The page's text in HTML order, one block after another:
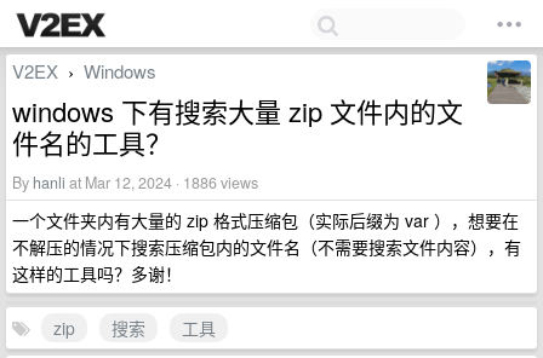
V2EX › Windows
windows 下有搜索大量 zip 文件内的文
件名的工具？
By hanli at Mar 12, 2024 · 1886 views
一个文件夹内有大量的 zip 格式压缩包（实际后缀为 var ），想要在
不解压的情况下搜索压缩包内的文件名（不需要搜索文件内容），有
这样的工具吗？多谢！
zip 搜索
工具